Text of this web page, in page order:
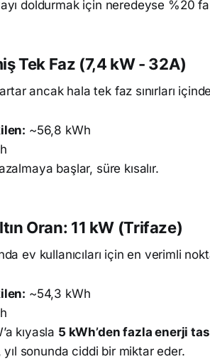
doldurmak için neredeyse %20
Tek Faz (7,4 kW - 32A)
ancak hala tek faz sınırları
~56,8 kWh
başlar, süre kısalır.
Oran: 11 kW (Trifaze)
ev kullanıcıları için en verimli
~54,3 kWh
kıyasla 5 kWh’den fazla enerji
sonunda ciddi bir miktar eder.